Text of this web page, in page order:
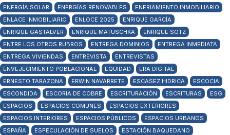
ENERGÍA SOLAR
ENERGÍAS RENOVABLES
ENFRIAMIENTO INMOBILIARIO
ENLACE INMOBILIARIO
ENLOCE 2025
ENRIQUE GARCÍA
ENRIQUE GASTALVER
ENRIQUE MATUSCHKA
ENRIQUE SOTZ
ENTRE LOS OTROS RUBROS
ENTREGA DOMINIOS
ENTREGA INMEDIATA
ENTREGA VIVIENDAS
ENTREVISTA
ENTREVISTAS
ENVEJECIMIENTO POBLACIONAL
EQUIDAD
ERA DIGITAL
ERNESTO TARAZONA
ERWIN NAVARRETE ESCASEZ HIDRICA
ESCOCIA
ESCONDIDA
ESCORIA DE COBRE ESCRITURACIÓN ESCRITURAS
ESG
ESPACIOS
ESPACIOS COMUNES
ESPACIOS EXTERIORES
ESPACIOS INTERIORES
ESPACIOS PÚBLICOS
ESPACIOS URBANOS
ESPAÑA
ESPECULACIÓN DE SUELOS
ESTACIÓN BAQUEDANO